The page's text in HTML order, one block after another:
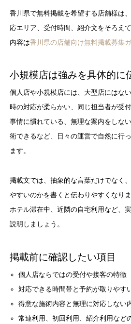
香川県で無料掲載を希望する店舗様は
応エリア、受付時間、紹介文をそろえ
内容は香川県の店舗向け無料掲載募集
小規模店は強みを具体的に
個人店や小規模店には、大型店にはな
時の対応が柔らかい、同じ担当者が受
事情に慣れている、無理な案内をしな
術できるなど、日々の運営で自然に行
ます。
掲載文では、抽象的な言葉だけでなく
やすいのかを書くと伝わりやすくなり
ホテル滞在中、近隣の自宅利用など、
説明しましょう。
掲載前に確認したい項目
個人店ならではの受付や接客の特徴
対応できる時間帯と予約が取りやす
得意な施術内容と無理に対応しない
常連利用、初回利用、紹介利用など